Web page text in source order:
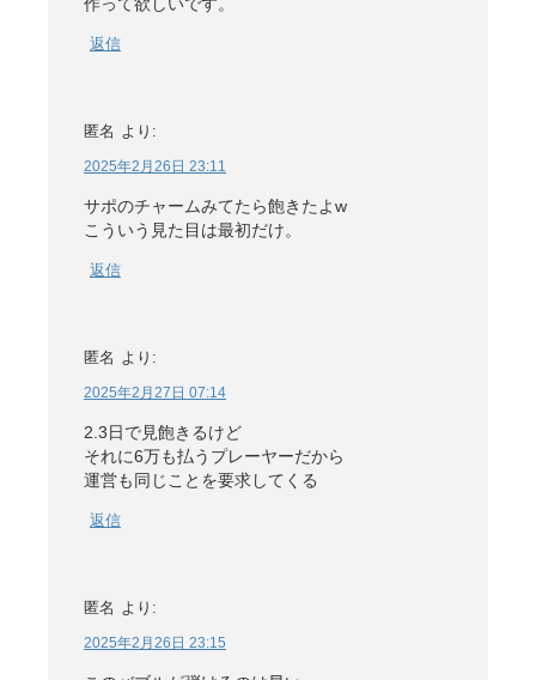
返信
匿名 より:
2025年2月26日 23:11
サポのチャームみてたら飽きたよw
こういう見た目は最初だけ。
返信
匿名 より:
2025年2月27日 07:14
2.3日で見飽きるけど
それに6万も払うプレーヤーだから
運営も同じことを要求してくる
返信
匿名 より:
2025年2月26日 23:15